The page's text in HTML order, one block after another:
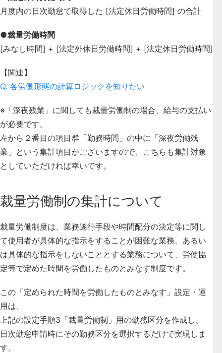
月度内の日次勤怠で取得した [法定休日労働時間] の合計
●裁量労働時間
[みなし時間] + [法定外休日労働時間] + [法定休日労働時間]
【関連】
Q. 各労働形態の計算ロジックを知りたい
※「深夜残業」に関しても裁量労働制の場合、給与の支払い
が必要です。
左から２番目の項目群「勤務時間」の中に 「深夜労働残
業」という集計項目 がございますので、こちらも集計対象
としていただければ幸いです。
裁量労働制の集計について
裁量労働制度は、業務遂行手段や時間配分の決定等に関し
て使用者が具体的な指示をすることが困難な業務、あるい
は具体的な指示をしないこととする業務について、 労使協
定等で定めた時間を労働したものとみなす制度です。
この「定められた時間を労働したものとみなす」設定・運
用は、
上記の設定手順3「裁量労働制」用の勤務区分を作成し、
日次勤怠申請時にその勤務区分を選択するだけで実現しま
す。